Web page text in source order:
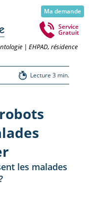
Ma demande
Service
Gratuit
| EHPAD, résidence
Lecture 3 min.
les malades